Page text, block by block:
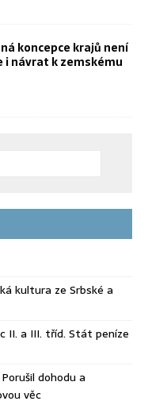
koncepce krajů není
i návrat k zemskému
kultura ze Srbské a
II. a III. tříd. Stát peníze
dohodu a
věc